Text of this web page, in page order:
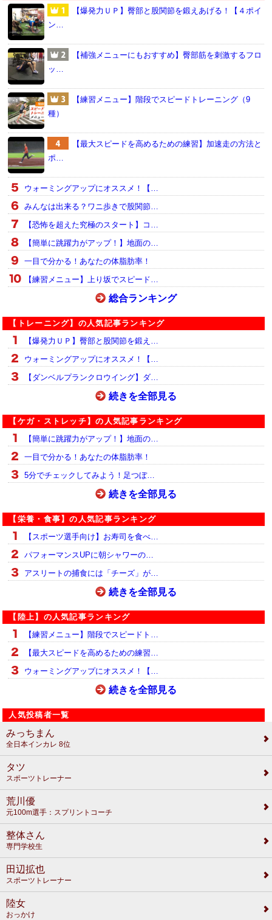
【爆発力ＵＰ】臀部と股関節を鍛えあげる！【４ポイ
ン…
【補強メニューにもおすすめ】臀部筋を刺激するフロ
ッ…
【練習メニュー】階段でスピードトレーニング（9
種）
【最大スピードを高めるための練習】加速走の方法と
ポ…
ウォーミングアップにオススメ！【…
みんなは出来る？ワニ歩きで股関節…
【恐怖を超えた究極のスタート】コ…
【簡単に跳躍力がアップ！】地面の…
一目で分かる！あなたの体脂肪率！
【練習メニュー】上り坂でスピード…
総合ランキング
【トレーニング】の人気記事ランキング
【爆発力ＵＰ】臀部と股関節を鍛え…
ウォーミングアップにオススメ！【…
【ダンベルプランクロウイング】ダ…
続きを全部見る
【ケガ・ストレッチ】の人気記事ランキング
【簡単に跳躍力がアップ！】地面の…
一目で分かる！あなたの体脂肪率！
5分でチェックしてみよう！足つぼ…
続きを全部見る
【栄養・食事】の人気記事ランキング
【スポーツ選手向け】お寿司を食べ…
パフォーマンスUPに朝シャワーの…
アスリートの捕食には「チーズ」が…
続きを全部見る
【陸上】の人気記事ランキング
【練習メニュー】階段でスピードト…
【最大スピードを高めるための練習…
ウォーミングアップにオススメ！【…
続きを全部見る
人気投稿者一覧
みっちまん
全日本インカレ 8位
タツ
スポーツトレーナー
荒川優
元100m選手：スプリントコーチ
整体さん
専門学校生
田辺拡也
スポーツトレーナー
陸女
おっかけ